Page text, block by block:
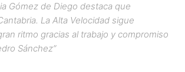
Gómez de Diego destaca que
La Alta Velocidad sigue
ritmo gracias al trabajo y compromiso
Sánchez”